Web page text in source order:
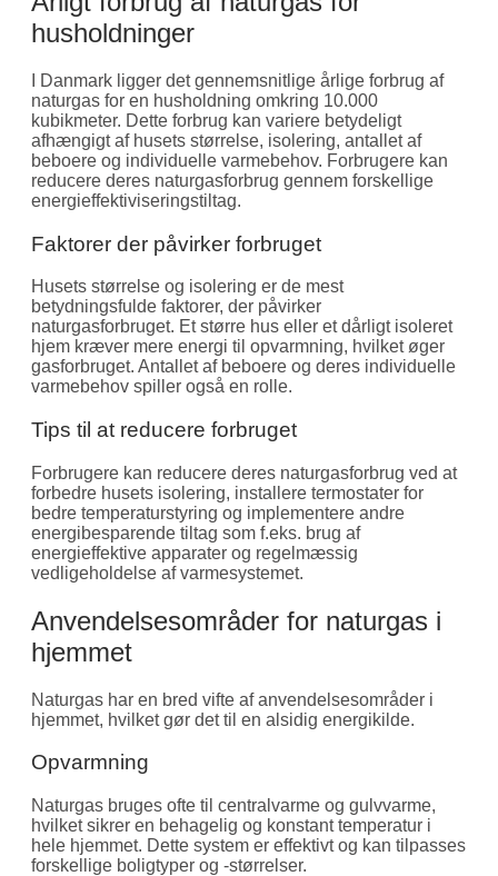
husholdninger
I Danmark ligger det gennemsnitlige årlige forbrug af
naturgas for en husholdning omkring 10.000
kubikmeter. Dette forbrug kan variere betydeligt
afhængigt af husets størrelse, isolering, antallet af
beboere og individuelle varmebehov. Forbrugere kan
reducere deres naturgasforbrug gennem forskellige
energieffektiviseringstiltag.
Faktorer der påvirker forbruget
Husets størrelse og isolering er de mest
betydningsfulde faktorer, der påvirker
naturgasforbruget. Et større hus eller et dårligt isoleret
hjem kræver mere energi til opvarmning, hvilket øger
gasforbruget. Antallet af beboere og deres individuelle
varmebehov spiller også en rolle.
Tips til at reducere forbruget
Forbrugere kan reducere deres naturgasforbrug ved at
forbedre husets isolering, installere termostater for
bedre temperaturstyring og implementere andre
energibesparende tiltag som f.eks. brug af
energieffektive apparater og regelmæssig
vedligeholdelse af varmesystemet.
Anvendelsesområder for naturgas i
hjemmet
Naturgas har en bred vifte af anvendelsesområder i
hjemmet, hvilket gør det til en alsidig energikilde.
Opvarmning
Naturgas bruges ofte til centralvarme og gulvvarme,
hvilket sikrer en behagelig og konstant temperatur i
hele hjemmet. Dette system er effektivt og kan tilpasses
forskellige boligtyper og -størrelser.